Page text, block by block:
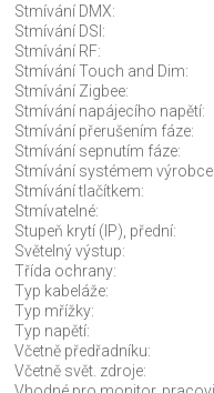
Stmívání DMX:
Stmívání DSI:
Stmívání RF:
Stmívání Touch and Dim:
Stmívání Zigbee:
Stmívání napájecího napětí:
Stmívání přerušením fáze:
Stmívání sepnutím fáze:
Stmívání systémem výrobce:
Stmívání tlačítkem:
Stmívatelné:
Stupeň krytí (IP), přední:
Světelný výstup:
Třída ochrany:
Typ kabeláže:
Typ mřížky:
Typ napětí:
Včetně předřadníku:
Včetně svět. zdroje: